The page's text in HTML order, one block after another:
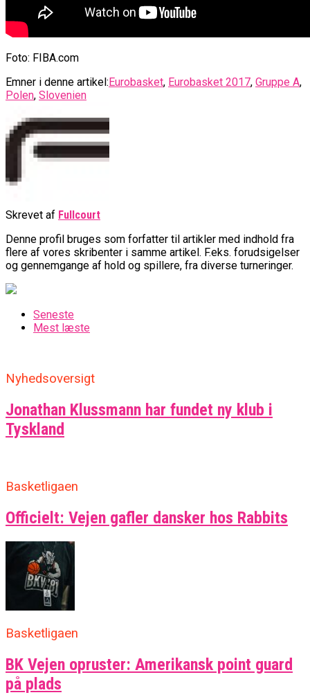
Foto: FIBA.com
Emner i denne artikel:Eurobasket, Eurobasket 2017, Gruppe A,
Polen, Slovenien
Skrevet af Fullcourt
Denne profil bruges som forfatter til artikler med indhold fra
flere af vores skribenter i samme artikel. F.eks. forudsigelser
og gennemgange af hold og spillere, fra diverse turneringer.
Seneste
Mest læste
Nyhedsoversigt
Jonathan Klussmann har fundet ny klub i
Tyskland
Basketligaen
Officielt: Vejen gafler dansker hos Rabbits
Basketligaen
BK Vejen opruster: Amerikansk point guard
på plads